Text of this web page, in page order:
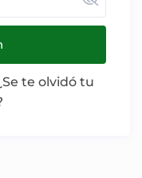
te olvidó tu